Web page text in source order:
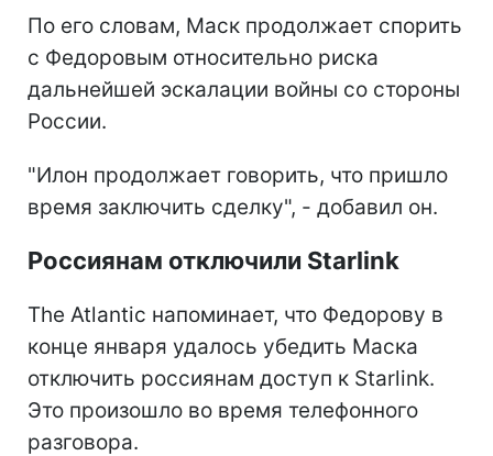
По его словам, Маск продолжает спорить
с Федоровым относительно риска
дальнейшей эскалации войны со стороны
России.
"Илон продолжает говорить, что пришло
время заключить сделку", - добавил он.
Россиянам отключили Starlink
The Atlantic напоминает, что Федорову в
конце января удалось убедить Маска
отключить россиянам доступ к Starlink.
Это произошло во время телефонного
разговора.